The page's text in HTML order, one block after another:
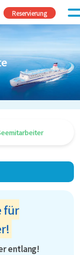
Reservierung
für
entlang!